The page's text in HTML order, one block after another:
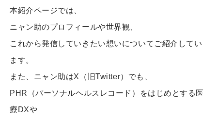
本紹介ページでは、
ニャン助のプロフィールや世界観、
これから発信していきたい想いについてご紹介してい
ます。
また、ニャン助はX（旧Twitter）でも、
PHR（パーソナルヘルスレコード）をはじめとする医
療DXや